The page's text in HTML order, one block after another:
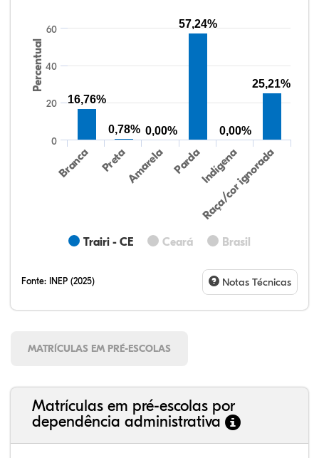
Percentual
Trairi - CE Ceará Brasil
Branca PretaAmarela PardaIndígena
Raça/cor ignorada
0
20
40
60
16,76%
0,78% 0,00%
57,24%
0,00%
25,21%
Fonte: INEP (2025) Notas Técnicas
MATRÍCULAS EM PRÉ-ESCOLAS
Matrículas em pré-escolas por
dependência administrativa